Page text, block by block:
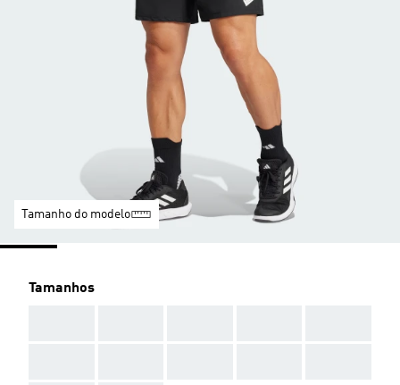
Tamanho do modelo
Tamanhos